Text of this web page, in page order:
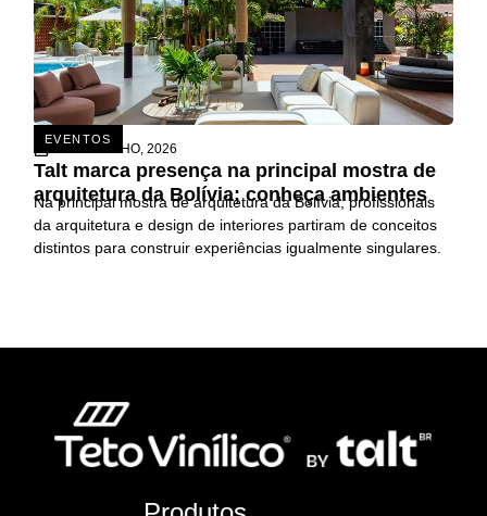
EVENTOS
26 DE JUNHO, 2026
Talt marca presença na principal mostra de
arquitetura da Bolívia; conheça ambientes
Na principal mostra de arquitetura da Bolívia, profissionais
da arquitetura e design de interiores partiram de conceitos
distintos para construir experiências igualmente singulares.